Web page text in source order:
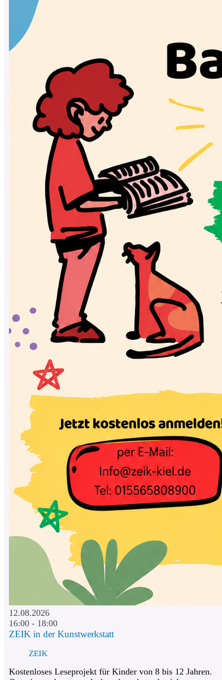
12.08.2026
16:00 - 18:00
ZEIK in der Kunstwerkstatt
ZEIK
Kostenloses Leseprojekt für Kinder von 8 bis 12 Jahren.